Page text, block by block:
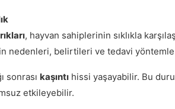
, hayvan sahiplerinin sıklıkla
nedenleri, belirtileri ve tedavi
sonrası kaşıntı hissi yaşayabilir. Bu
etkileyebilir.